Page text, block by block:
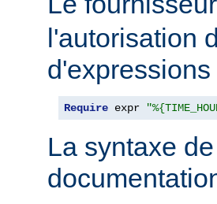
l'autorisation
Require expr
La syntaxe